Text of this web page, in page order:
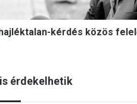
kérdés közös
érdekelhetik